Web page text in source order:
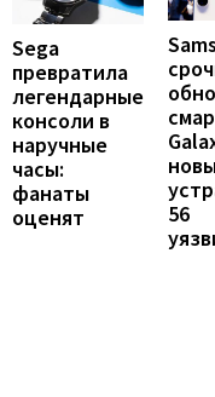
Sega
превратила
легендарные
консоли в
наручные
часы:
фанаты
оценят
56